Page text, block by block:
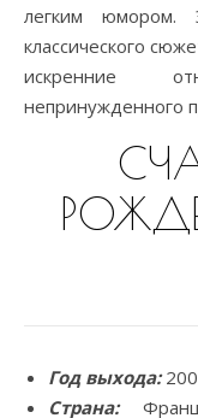
легким юмором.
классического
искренние
непринужденного
Год выхода:
Страна: